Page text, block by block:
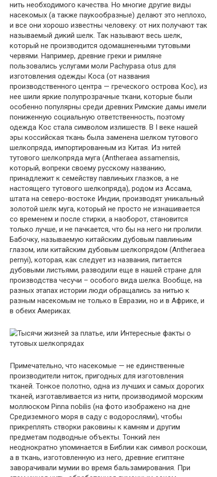
нить необходимого качества. Но многие другие виды
насекомых (а также паукообразные) делают это неплохо,
и все они хорошо известны человеку: от них получают так
называемый дикий шелк. Так называют весь шелк,
который не производится одомашненными тутовыми
червями. Например, древние греки и римляне
пользовались услугами моли Pachypasa otus для
изготовления одежды Коса (от названия
производственного центра — греческого острова Кос), из
нее шили яркие полупрозрачные ткани, которые были
особенно популярны среди древних Римские дамы имели
пониженную социальную ответственность, поэтому
одежда Кос стала символом излишеств. В I веке нашей
эры коссийская ткань была заменена шелком тутового
шелкопряда, импортированным из Китая. Из нитей
тутового шелкопряда муга (Antheraea assamensis,
который, вопреки своему русскому названию,
принадлежит к семейству павлиньих глазков, а не
настоящего тутового шелкопряда), родом из Ассама,
штата на северо-востоке Индии, производят уникальный
золотой шелк муга, который не просто не изнашивается
со временем и после стирки, а наоборот, становится
только лучше, и не пачкается, что бы на него ни пролили.
Бабочку, называемую китайским дубовым павлиньим
глазом, или китайским дубовым шелкопрядом (Antheraea
pernyi), которая, как следует из названия, питается
дубовыми листьями, разводили еще в нашей стране для
производства чесучи – особого вида шелка. Вообще, на
разных этапах истории люди обращались за нитью к
разным насекомым не только в Евразии, но и в Африке, и
в обеих Америках.
Примечательно, что насекомые — не единственные
производители ниток, пригодных для изготовления
тканей. Тонкое полотно, одна из лучших и самых дорогих
тканей, изготавливается из нити, производимой морским
моллюском Pinna nobilis (на фото изображено на дне
Средиземного моря в саду с водорослями), чтобы
прикреплять створки раковины к камням и другим
предметам подводные объекты. Тонкий лен
неоднократно упоминается в Библии как символ роскоши,
а в ткань, изготовленную из него, древние египтяне
заворачивали мумии во время бальзамирования. При